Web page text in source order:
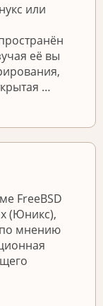
или
её вы
…
FreeBSD
(Юникс),
по мнению